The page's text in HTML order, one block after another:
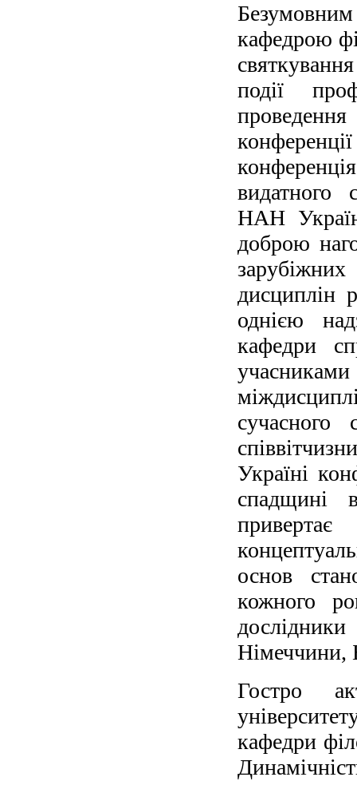
кафедрою
події
видатного
НАН
доброю
дисциплін
однією
кафедри
сучасного
Україні
спадщині
основ
кожного
Німеччини,
Гостро
кафедри